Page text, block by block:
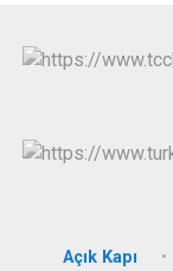
Açık Kapı